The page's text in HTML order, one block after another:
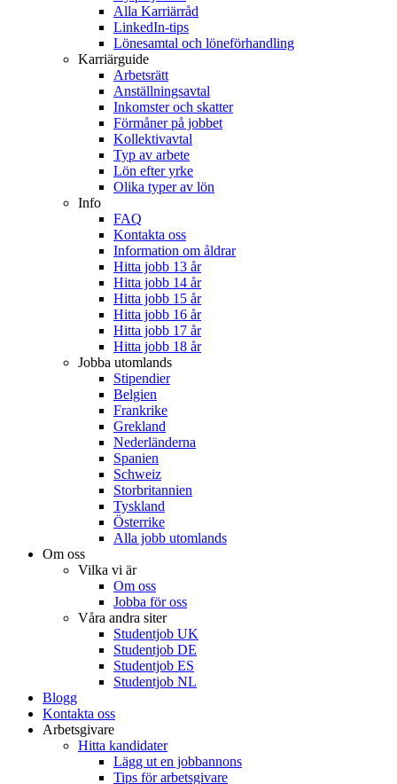
Alla Karriärråd
LinkedIn-tips
Lönesamtal och löneförhandling
Karriärguide
Arbetsrätt
Anställningsavtal
Inkomster och skatter
Förmåner på jobbet
Kollektivavtal
Typ av arbete
Lön efter yrke
Olika typer av lön
Info
FAQ
Kontakta oss
Information om åldrar
Hitta jobb 13 år
Hitta jobb 14 år
Hitta jobb 15 år
Hitta jobb 16 år
Hitta jobb 17 år
Hitta jobb 18 år
Jobba utomlands
Stipendier
Belgien
Frankrike
Grekland
Nederländerna
Spanien
Schweiz
Storbritannien
Tyskland
Österrike
Alla jobb utomlands
Om oss
Vilka vi är
Om oss
Jobba för oss
Våra andra siter
Studentjob UK
Studentjob DE
Studentjob ES
Studentjob NL
Blogg
Kontakta oss
Arbetsgivare
Hitta kandidater
Lägg ut en jobbannons
Tips för arbetsgivare